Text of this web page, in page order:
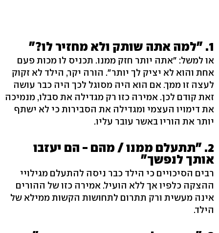
1. "למה אתה שותק ולא מחזיר לו?"
או למשל: "אתה יותר חזק ממנו. תכניס לו מכות פעם
אחת והוא לא יציק לך יותר". הורה יקר, הילד לא זקוק
לעצה זו ממך. אם הוא היה מסוגל לכך היה כבר עושה
זאת קודם לכן. אמירה כזו רק מגדילה את סבלו, מנמיכה
את דימויו העצמי ומגדילה את הסבירות כי לא ישתף
יותר את הוריו באשר עובר עליו.
2. "תתעלם ממנו / מהם - הם יעזבו
אותך לנפשך"
רבים הסיכויים כי הילד כבר ניסה להתעלם מגילויי
ההצקה כלפיו אך ללא הועיל. אמירה כזו של ההורים
אינה מעשית ורק תתרום לתחושות הקשות ממילא של
הילד.